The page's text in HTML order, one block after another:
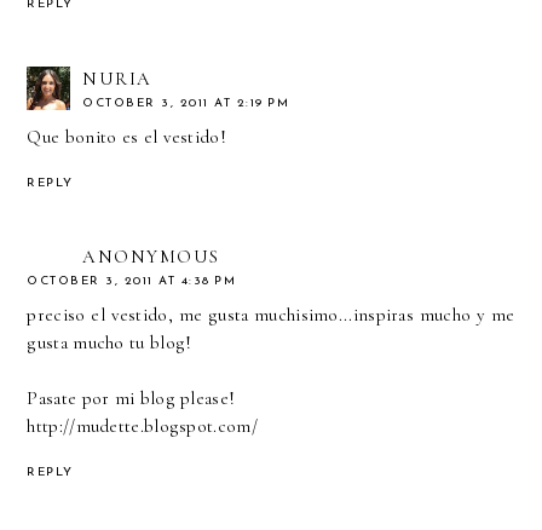
REPLY
NURIA
OCTOBER 3, 2011 AT 2:19 PM
Que bonito es el vestido!
REPLY
ANONYMOUS
OCTOBER 3, 2011 AT 4:38 PM
preciso el vestido, me gusta muchisimo...inspiras mucho y me
gusta mucho tu blog!
Pasate por mi blog please!
http://mudette.blogspot.com/
REPLY